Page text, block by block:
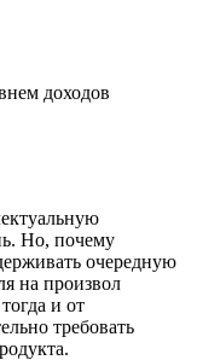
доходов
Но, почему
очередную
на произвол
и от
требовать